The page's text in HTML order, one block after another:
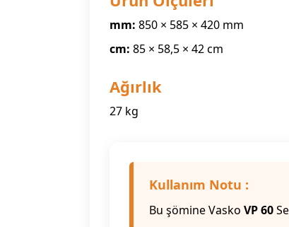
mm: 850 × 585 × 420 mm
cm: 85 × 58,5 × 42 cm
Ağırlık
27 kg
Kullanım Notu :
Bu şömine Vasko VP 60